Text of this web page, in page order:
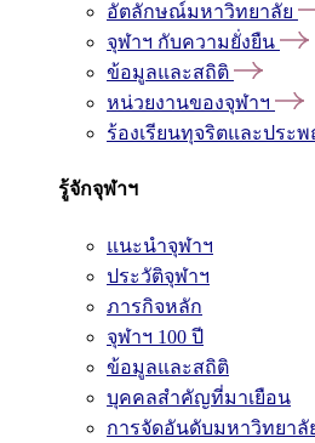
อัตลักษณ์มหาวิทยาลัย
จุฬาฯ กับความยั่งยืน
ข้อมูลและสถิติ
หน่วยงานของจุฬาฯ
ร้องเรียนทุจริตและประ
รู้จักจุฬาฯ
แนะนำจุฬาฯ
ประวัติจุฬาฯ
ภารกิจหลัก
จุฬาฯ 100 ปี
ข้อมูลและสถิติ
บุคคลสำคัญที่มาเยือน
การจัดอันดับมหาวิทยาลั